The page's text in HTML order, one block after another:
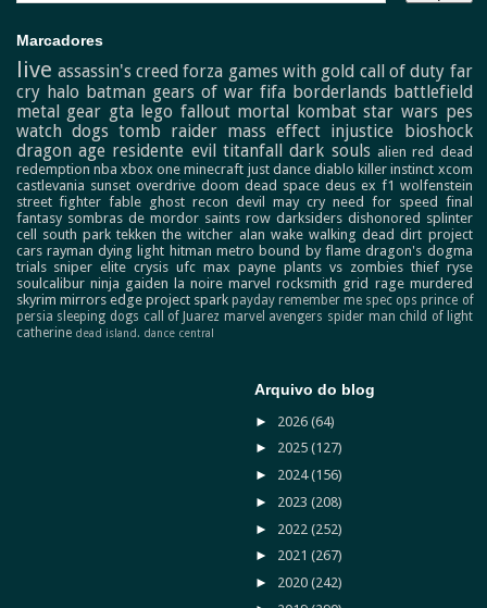
Marcadores
live assassin's creed forza games with gold call of duty far
cry halo batman gears of war fifa borderlands battlefield
metal gear gta lego fallout mortal kombat star wars pes
watch dogs tomb raider mass effect injustice bioshock
dragon age residente evil titanfall dark souls alien red dead
redemption nba xbox one minecraft just dance diablo killer instinct xcom
castlevania sunset overdrive doom dead space deus ex f1 wolfenstein
street fighter fable ghost recon devil may cry need for speed final
fantasy sombras de mordor saints row darksiders dishonored splinter
cell
south park tekken the witcher alan wake walking dead dirt project
cars rayman dying light hitman metro bound by flame dragon's dogma
trials sniper elite crysis ufc max payne plants vs zombies thief ryse
soulcalibur ninja gaiden la noire marvel rocksmith grid rage murdered
skyrim mirrors edge project spark payday remember me spec ops prince of
persia sleeping dogs call of Juarez marvel avengers spider man child of light
catherine dead island. dance central
Arquivo do blog
► 2026 (64)
► 2025 (127)
► 2024(156)
► 2023 (208)
► 2022 (252)
► 2021 (267)
► 2020 (242)